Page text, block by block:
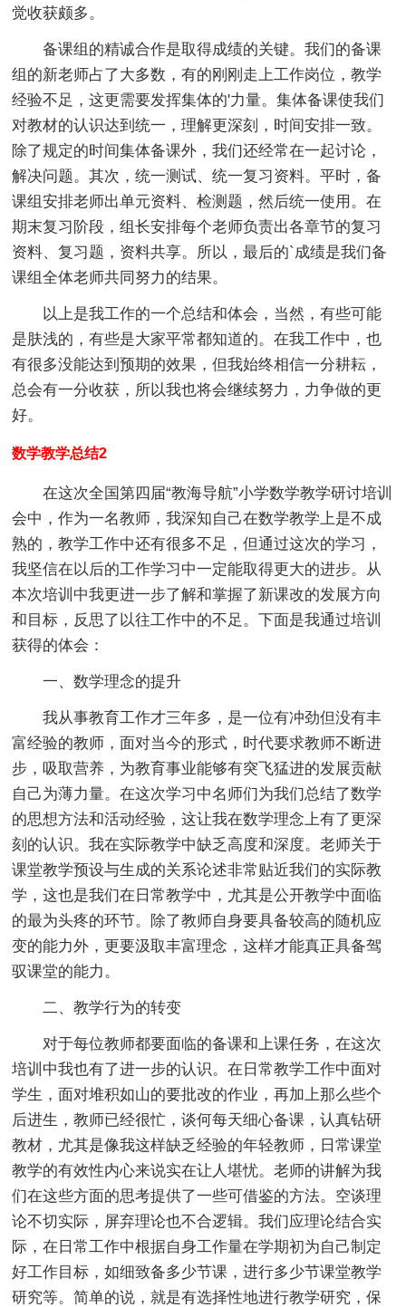
觉收获颇多。
备课组的精诚合作是取得成绩的关键。我们的备课
组的新老师占了大多数，有的刚刚走上工作岗位，教学
经验不足，这更需要发挥集体的'力量。集体备课使我们
对教材的认识达到统一，理解更深刻，时间安排一致。
除了规定的时间集体备课外，我们还经常在一起讨论，
解决问题。其次，统一测试、统一复习资料。平时，备
课组安排老师出单元资料、检测题，然后统一使用。在
期末复习阶段，组长安排每个老师负责出各章节的复习
资料、复习题，资料共享。所以，最后的`成绩是我们备
课组全体老师共同努力的结果。
以上是我工作的一个总结和体会，当然，有些可能
是肤浅的，有些是大家平常都知道的。在我工作中，也
有很多没能达到预期的效果，但我始终相信一分耕耘，
总会有一分收获，所以我也将会继续努力，力争做的更
好。
数学教学总结2
在这次全国第四届“教海导航”小学数学教学研讨培训
会中，作为一名教师，我深知自己在数学教学上是不成
熟的，教学工作中还有很多不足，但通过这次的学习，
我坚信在以后的工作学习中一定能取得更大的进步。从
本次培训中我更进一步了解和掌握了新课改的发展方向
和目标，反思了以往工作中的不足。下面是我通过培训
获得的体会：
一、数学理念的提升
我从事教育工作才三年多，是一位有冲劲但没有丰
富经验的教师，面对当今的形式，时代要求教师不断进
步，吸取营养，为教育事业能够有突飞猛进的发展贡献
自己为薄力量。在这次学习中名师们为我们总结了数学
的思想方法和活动经验，这让我在数学理念上有了更深
刻的认识。我在实际教学中缺乏高度和深度。老师关于
课堂教学预设与生成的关系论述非常贴近我们的实际教
学，这也是我们在日常教学中，尤其是公开教学中面临
的最为头疼的环节。除了教师自身要具备较高的随机应
变的能力外，更要汲取丰富理念，这样才能真正具备驾
驭课堂的能力。
二、教学行为的转变
对于每位教师都要面临的备课和上课任务，在这次
培训中我也有了进一步的认识。在日常教学工作中面对
学生，面对堆积如山的要批改的作业，再加上那么些个
后进生，教师已经很忙，谈何每天细心备课，认真钻研
教材，尤其是像我这样缺乏经验的年轻教师，日常课堂
教学的有效性内心来说实在让人堪忧。老师的讲解为我
们在这些方面的思考提供了一些可借鉴的方法。空谈理
论不切实际，屏弃理论也不合逻辑。我们应理论结合实
际，在日常工作中根据自身工作量在学期初为自己制定
好工作目标，如细致备多少节课，进行多少节课堂教学
研究等。简单的说，就是有选择性地进行教学研究，保